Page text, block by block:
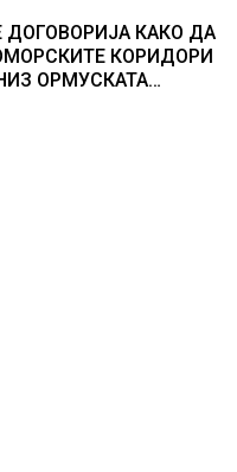
ДОГОВОРИЈА КАКО ДА
КОРИДОРИ
ОРМУСКАТА